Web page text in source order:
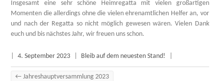
Insgesamt eine sehr schöne Heimregatta mit vielen großartigen
Momenten die allerdings ohne die vielen ehrenamtlichen Helfer an, vor
und nach der Regatta so nicht möglich gewesen wären. Vielen Dank
euch und bis nächstes Jahr, wir freuen uns schon.
4. September 2023 Bleib auf dem neuesten Stand!
← Jahreshauptversammlung 2023